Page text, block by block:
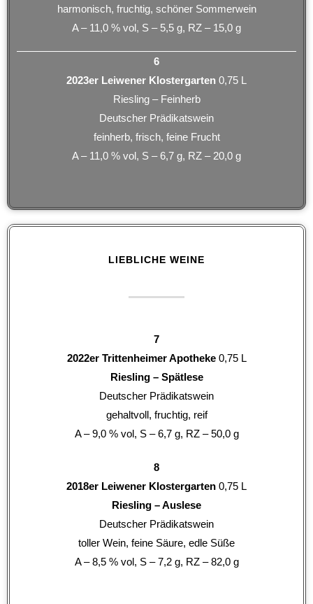
harmonisch, fruchtig, schöner Sommerwein
A – 11,0 % vol, S – 5,5 g, RZ – 15,0 g
6
2023er Leiwener Klostergarten 0,75 L
Riesling – Feinherb
Deutscher Prädikatswein
feinherb, frisch, feine Frucht
A – 11,0 % vol, S – 6,7 g, RZ – 20,0 g
LIEBLICHE WEINE
7
2022er Trittenheimer Apotheke0,75 L
Riesling – Spätlese
Deutscher Prädikatswein
gehaltvoll, fruchtig, reif
A – 9,0 % vol, S – 6,7 g, RZ – 50,0 g
8
2018er Leiwener Klostergarten 0,75 L
Riesling – Auslese
Deutscher Prädikatswein
toller Wein, feine Säure, edle Süße
A – 8,5 % vol, S – 7,2 g, RZ – 82,0 g